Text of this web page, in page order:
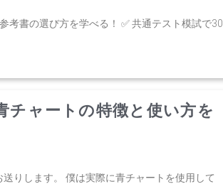
考書の選び方を学べる！ ✅ 共通テスト模試で30
チャートの特徴と使い方を
りします。 僕は実際に青チャートを使用して